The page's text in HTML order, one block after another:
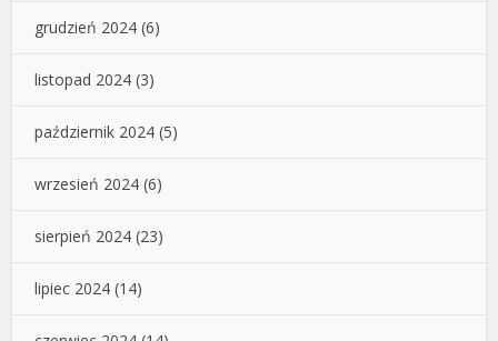
grudzień 2024 (6)
listopad 2024 (3)
październik 2024 (5)
wrzesień 2024 (6)
sierpień 2024 (23)
lipiec 2024 (14)